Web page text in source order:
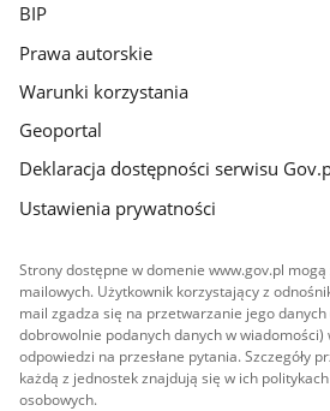
BIP
Prawa autorskie
Warunki korzystania
Geoportal
Deklaracja dostępności serwisu
Ustawienia prywatności
Strony dostępne w domenie www.gov.pl
mailowych. Użytkownik korzystający z
mail zgadza się na przetwarzanie jego
dobrowolnie podanych danych w wiadomości)
odpowiedzi na przesłane pytania. Szczegóły
każdą z jednostek znajdują się w ich
osobowych.